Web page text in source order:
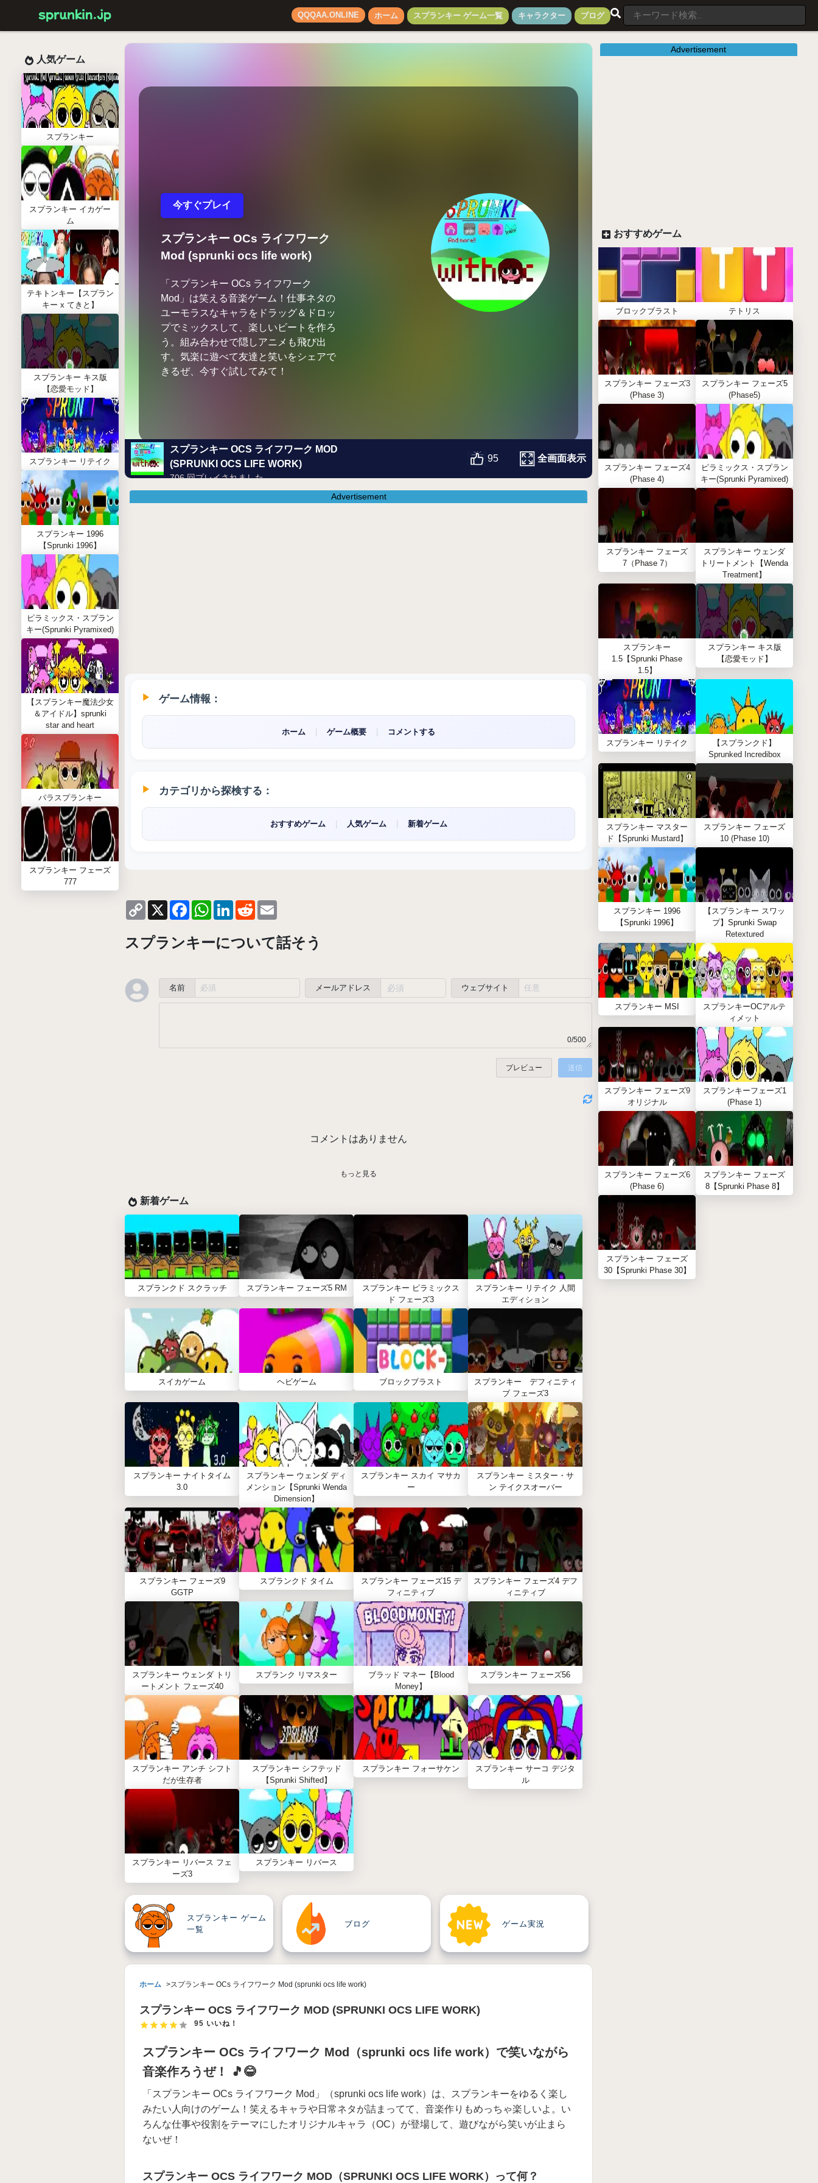
QQQAA.ONLINE ホーム スプランキー ゲーム一覧 キャラクター ブログ
人気ゲーム
スプランキー
スプランキー イカゲー
ム
テキトンキー【スプラン
キー x てきと】
スプランキー キス版
【恋愛モッド】
スプランキー リテイク
スプランキー 1996
【Sprunki 1996】
ピラミックス・スプラン
キー(Sprunki Pyramixed)
【スプランキー魔法少女
＆アイドル】sprunki
star and heart
パラスプランキー
スプランキー フェーズ
777
今すぐプレイ
スプランキー OCs ライフワーク
Mod (sprunki ocs life work)
「スプランキー OCs ライフワーク
Mod」は笑える音楽ゲーム！仕事ネタの
ユーモラスなキャラをドラッグ＆ドロッ
プでミックスして、楽しいビートを作ろ
う。組み合わせで隠しアニメも飛び出
す。気楽に遊べて友達と笑いをシェアで
きるぜ、今すぐ試してみて！
スプランキー OCS ライフワーク MOD
(SPRUNKI OCS LIFE WORK)
706 回プレイされました
95 全画面表示
Advertisement
ゲーム情報：
ホーム ゲーム概要 コメントする
カテゴリから探検する：
おすすめゲーム 人気ゲーム 新着ゲーム
Copy
Link
X FacebookWhatsApp
LinkedIn
Reddit
スプランキーについて話そう
名前 メールアドレス ウェブサイト
0/500
プレビュー 送信
コメントはありません
もっと見る
新着ゲーム
スプランクド スクラッチ スプランキー フェーズ5 RM
スプランキー ピラミックス
ド フェーズ3
スプランキー リテイク 人間
エディション
スイカゲーム ヘビゲーム ブロックブラスト
スプランキー デフィニティ
ブ フェーズ3
スプランキー ナイトタイム
3.0
スプランキー ウェンダ ディ
メンション【Sprunki Wenda
Dimension】
スプランキー スカイ マサカ
ー
スプランキー ミスター・サ
ン テイクスオーバー
スプランキー フェーズ9
GGTP
スプランクド タイム
スプランキー フェーズ15 デ
フィニティブ
スプランキー フェーズ4 デフ
ィニティブ
スプランキー ウェンダ トリ
ートメント フェーズ40
スプランク リマスター
ブラッド マネー【Blood
Money】
スプランキー フェーズ56
スプランキー アンチ シフト
だが生存者
スプランキー シフテッド
【Sprunki Shifted】
スプランキー フォーサケン
スプランキー サーコ デジタ
ル
スプランキー リバース フェ
ーズ3
スプランキー リバース
スプランキー ゲーム
一覧
ブログ ゲーム実況
ホーム スプランキー OCs ライフワーク Mod (sprunki ocs life work)
スプランキー OCS ライフワーク MOD (SPRUNKI OCS LIFE WORK)
95 いいね！
スプランキー OCs ライフワーク Mod（sprunki ocs life work）で笑いながら
音楽作ろうぜ！ 🎵😂
「スプランキー OCs ライフワーク Mod」（sprunki ocs life work）は、スプランキーをゆるく楽し
みたい人向けのゲーム！笑えるキャラや日常ネタが詰まってて、音楽作りもめっちゃ楽しいよ。い
ろんな仕事や役割をテーマにしたオリジナルキャラ（OC）が登場して、遊びながら笑いが止まら
ないぜ！
スプランキー OCS ライフワーク MOD（SPRUNKI OCS LIFE WORK）って何？
Advertisement
おすすめゲーム
ブロックブラスト テトリス
スプランキー フェーズ3
(Phase 3)
スプランキー フェーズ5
(Phase5)
スプランキー フェーズ4
(Phase 4)
ピラミックス・スプラン
キー(Sprunki Pyramixed)
スプランキー フェーズ
7（Phase 7）
スプランキー ウェンダ
トリートメント【Wenda
Treatment】
スプランキー
1.5【Sprunki Phase
1.5】
スプランキー キス版
【恋愛モッド】
スプランキー リテイク
【スプランクド】
Sprunked Incredibox
スプランキー マスター
ド【Sprunki Mustard】
スプランキー フェーズ
10 (Phase 10)
スプランキー 1996
【Sprunki 1996】
【スプランキー スワッ
プ】Sprunki Swap
Retextured
スプランキー MSI
スプランキーOCアルテ
ィメット
スプランキー フェーズ9
オリジナル
スプランキーフェーズ1
(Phase 1)
スプランキー フェーズ6
(Phase 6)
スプランキー フェーズ
8【Sprunki Phase 8】
スプランキー フェーズ
30【Sprunki Phase 30】